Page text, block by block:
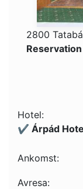
2800
Hotel:
✔️ Árpád
Ankomst:
Avresa: